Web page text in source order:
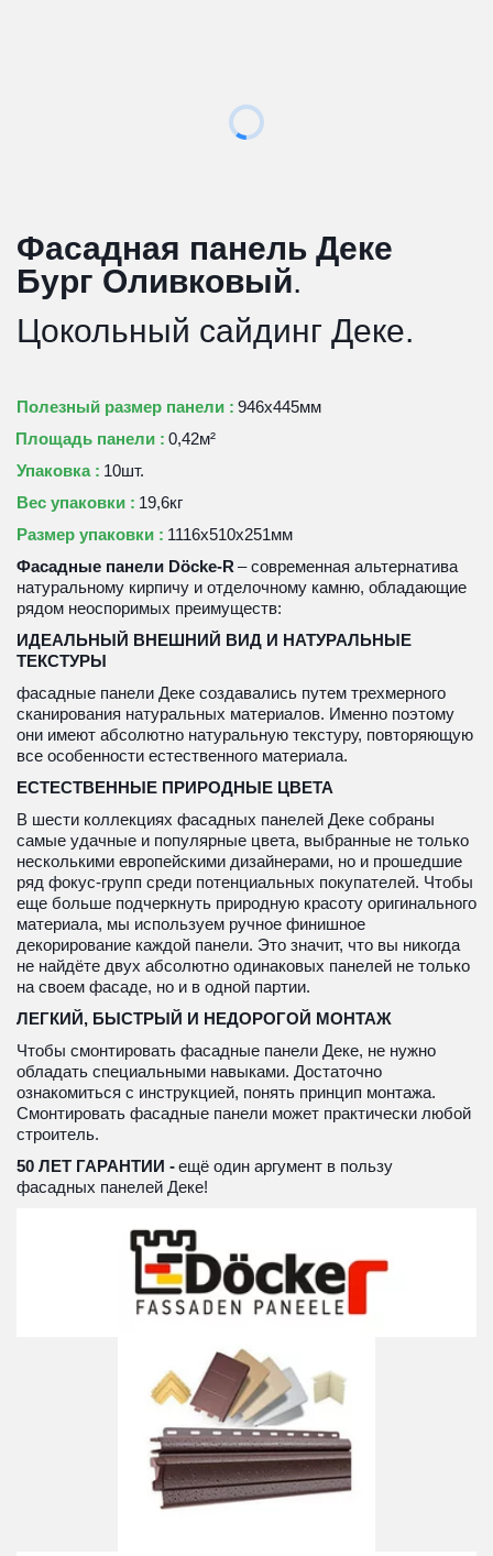
Фасадная панель Деке
Бург Оливковый.
Цокольный сайдинг Деке.
Полезный размер панели : 946х445мм
Площадь панели : 0,42м²
Упаковка : 10шт.
Вес упаковки : 19,6кг
Размер упаковки : 1116х510х251мм
Фасадные панели Döcke-R – современная альтернатива
натуральному кирпичу и отделочному камню, обладающие
рядом неоспоримых преимуществ:
ИДЕАЛЬНЫЙ ВНЕШНИЙ ВИД И НАТУРАЛЬНЫЕ
ТЕКСТУРЫ
фасадные панели Деке создавались путем трехмерного
сканирования натуральных материалов. Именно поэтому
они имеют абсолютно натуральную текстуру, повторяющую
все особенности естественного материала.
ЕСТЕСТВЕННЫЕ ПРИРОДНЫЕ ЦВЕТА
В шести коллекциях фасадных панелей Деке собраны
самые удачные и популярные цвета, выбранные не только
несколькими европейскими дизайнерами, но и прошедшие
ряд фокус-групп среди потенциальных покупателей. Чтобы
еще больше подчеркнуть природную красоту оригинального
материала, мы используем ручное финишное
декорирование каждой панели. Это значит, что вы никогда
не найдёте двух абсолютно одинаковых панелей не только
на своем фасаде, но и в одной партии.
ЛЕГКИЙ, БЫСТРЫЙ И НЕДОРОГОЙ МОНТАЖ
Чтобы смонтировать фасадные панели Деке, не нужно
обладать специальными навыками. Достаточно
ознакомиться с инструкцией, понять принцип монтажа.
Смонтировать фасадные панели может практически любой
строитель.
50 ЛЕТ ГАРАНТИИ - ещё один аргумент в пользу
фасадных панелей Деке!